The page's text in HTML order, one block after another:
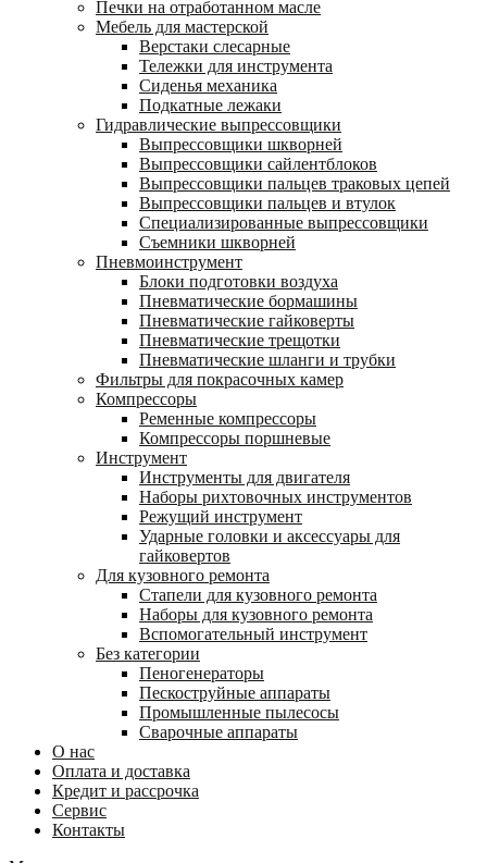
Печки на отработанном масле
Мебель для мастерской
Верстаки слесарные
Тележки для инструмента
Сиденья механика
Подкатные лежаки
Гидравлические выпрессовщики
Выпрессовщики шкворней
Выпрессовщики сайлентблоков
Выпрессовщики пальцев траковых цепей
Выпрессовщики пальцев и втулок
Специализированные выпрессовщики
Cъемники шкворней
Пневмоинструмент
Блоки подготовки воздуха
Пневматические бормашины
Пневматические гайковерты
Пневматические трещотки
Пневматические шланги и трубки
Фильтры для покрасочных камер
Компрессоры
Ременные компрессоры
Компрессоры поршневые
Инструмент
Инструменты для двигателя
Наборы рихтовочных инструментов
Режущий инструмент
Ударные головки и аксессуары для
гайковертов
Для кузовного ремонта
Стапели для кузовного ремонта
Наборы для кузовного ремонта
Вспомогательный инструмент
Без категории
Пеногенераторы
Пескоструйные аппараты
Промышленные пылесосы
Сварочные аппараты
О нас
Оплата и доставка
Кредит и рассрочка
Сервис
Контакты